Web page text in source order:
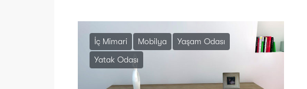
İç Mimari Mobilya
Yaşam Odası
Yatak Odası